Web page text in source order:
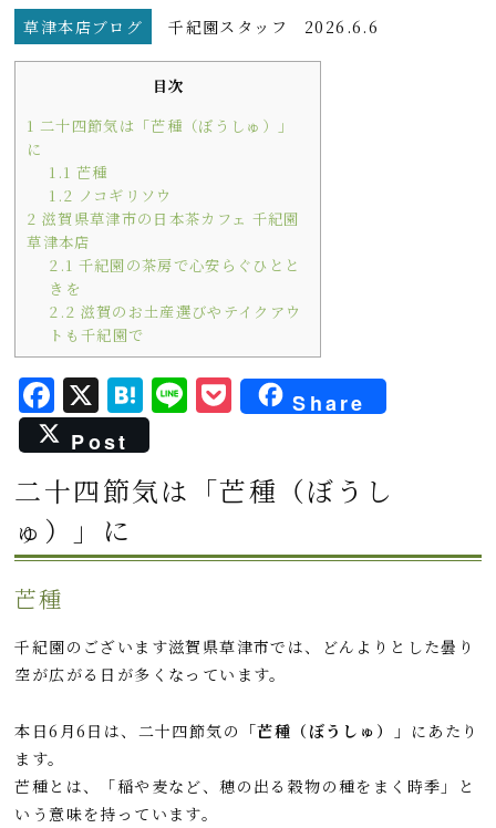
草津本店ブログ 千紀園スタッフ 2026.6.6
目次
1 二十四節気は「芒種（ぼうしゅ）」
に
1.1 芒種
1.2 ノコギリソウ
2 滋賀県草津市の日本茶カフェ 千紀園
草津本店
2.1 千紀園の茶房で心安らぐひとと
きを
2.2 滋賀のお土産選びやテイクアウ
トも千紀園で
F
a
c
e
b
o
o
k
X H
a
t
e
a
L
i
n
e
P
o
c
k
t
Share
Post
二十四節気は「芒種（ぼうし
ゅ）」に
芒種
千紀園のございます滋賀県草津市では、どんよりとした曇り
空が広がる日が多くなっています。
本日6月6日は、二十四節気の 「芒種（ぼうしゅ）」 にあたり
ます。
芒種とは、「稲や麦など、穂の出る穀物の種をまく時季」と
いう意味を持っています。